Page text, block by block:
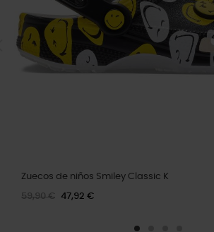
Zuecos de niños Smiley Classic K
59,90 € 47,92 €